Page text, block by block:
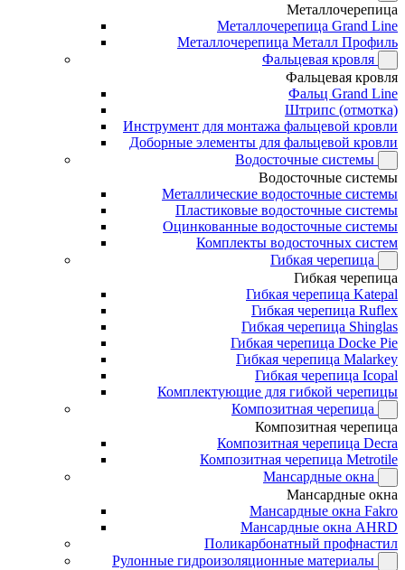
Металлочерепица
Металлочерепица Grand Line
Металлочерепица Металл Профиль
Фальцевая кровля
Фальцевая кровля
Фальц Grand Line
Штрипс (отмотка)
Инструмент для монтажа фальцевой кровли
Доборные элементы для фальцевой кровли
Водосточные системы
Водосточные системы
Металлические водосточные системы
Пластиковые водосточные системы
Оцинкованные водосточные системы
Комплекты водосточных систем
Гибкая черепица
Гибкая черепица
Гибкая черепица Katepal
Гибкая черепица Ruflex
Гибкая черепица Shinglas
Гибкая черепица Docke Pie
Гибкая черепица Malarkey
Гибкая черепица Icopal
Комплектующие для гибкой черепицы
Композитная черепица
Композитная черепица
Композитная черепица Decra
Композитная черепица Metrotile
Мансардные окна
Мансардные окна
Мансардные окна Fakro
Мансардные окна AHRD
Поликарбонатный профнастил
Рулонные гидроизоляционные материалы